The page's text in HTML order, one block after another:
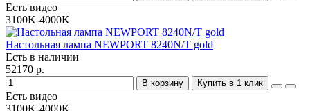
Есть видео
3100K-4000K
Настольная лампа NEWPORT 8240N/T gold
Есть в наличии
52170 р.
В корзину Купить в 1 клик
Есть видео
3100K-4000K